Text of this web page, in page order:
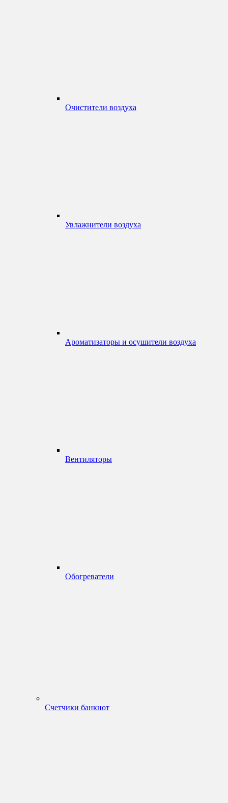
Очистители воздуха
Увлажнители воздуха
Ароматизаторы и осушители воздуха
Вентиляторы
Обогреватели
Счетчики банкнот